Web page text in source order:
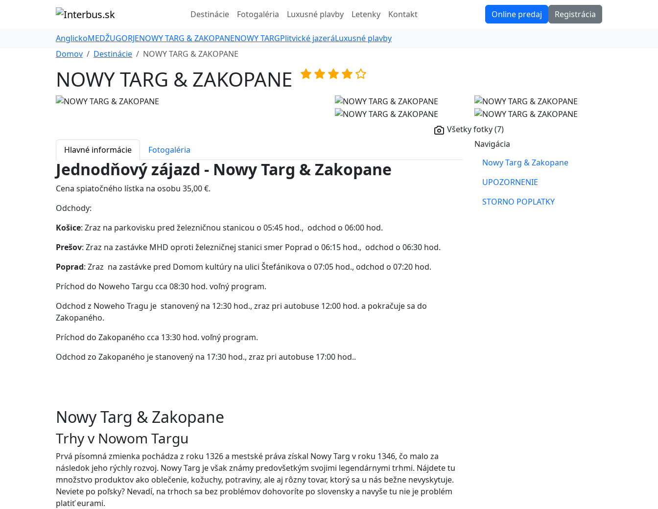
Destinácie Fotogaléria Luxusné plavby Letenky Kontakt Online predaj Registrácia
AnglickoMEDŽUGORJENOWY TARG & ZAKOPANENOWY TARGPlitvické jazeráLuxusné plavby
Domov
Destinácie NOWY TARG & ZAKOPANE
NOWY TARG & ZAKOPANE
Všetky fotky (7)
Hlavné informácie
Fotogaléria
Jednodňový zájazd - Nowy Targ & Zakopane
Cena spiatočného lístka na osobu 35,00 €.
Odchody:
Košice: Zraz na parkovisku pred železničnou stanicou o 05:45 hod., odchod o 06:00 hod.
Prešov: Zraz na zastávke MHD oproti železničnej stanici smer Poprad o 06:15 hod., odchod o 06:30 hod.
Poprad: Zraz na zastávke pred Domom kultúry na ulici Štefánikova o 07:05 hod., odchod o 07:20 hod.
Príchod do Noweho Targu cca 08:30 hod. voľný program.
Odchod z Noweho Tragu je stanovený na 12:30 hod., zraz pri autobuse 12:00 hod. a pokračuje sa do
Zakopaného.
Príchod do Zakopaného cca 13:30 hod. voľný program.
Odchod zo Zakopaného je stanovený na 17:30 hod., zraz pri autobuse 17:00 hod..
Nowy Targ & Zakopane
Trhy v Nowom Targu
Prvá písomná zmienka pochádza z roku 1326 a mestské práva získal Nowy Targ v roku 1346, čo malo za
následok jeho rýchly rozvoj. Nowy Targ je však známy predovšetkým svojimi legendárnymi trhmi. Nájdete tu
množstvo produktov ako oblečenie, kožuchy, potraviny, ale aj rôzny tovar, ktorý sa u nás bežne nevyskytuje.
Neviete po poľsky? Nevadí, na trhoch sa bez problémov dohovoríte po slovensky a navyše tu nie je problém
platiť eurami.
Navigácia
Nowy Targ & Zakopane
UPOZORNENIE
STORNO POPLATKY